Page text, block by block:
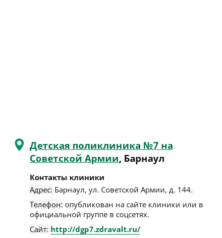
Детская поликлиника №7 на
Советской Армии, Барнаул
Контакты клиники
Адрес: Барнаул, ул. Советской Армии, д. 144.
Телефон: опубликован на сайте клиники или в
официальной группе в соцсетях.
Сайт: http://dgp7.zdravalt.ru/